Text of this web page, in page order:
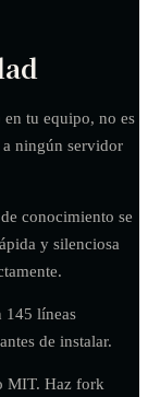
tu equipo, no es
ningún servidor
conocimiento se
y silenciosa
líneas
de instalar.
MIT. Haz fork